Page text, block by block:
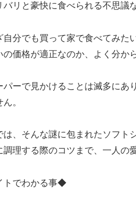
バリと豪快に食べられる不思議
自分でも買って家で食べてみた
の価格が適正なのか、よく分か
パーで見かけることは滅多にあ
。
は、そんな謎に包まれたソフト
調理する際のコツまで、一人の
トでわかる事◆